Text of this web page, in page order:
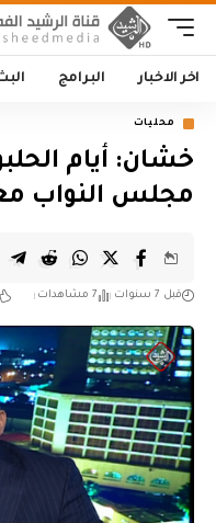
اخر الاخبار البرامج
محليات
خشان: أيام
مجلس النواب
قبل 7 سنوات 7 مشاهدات